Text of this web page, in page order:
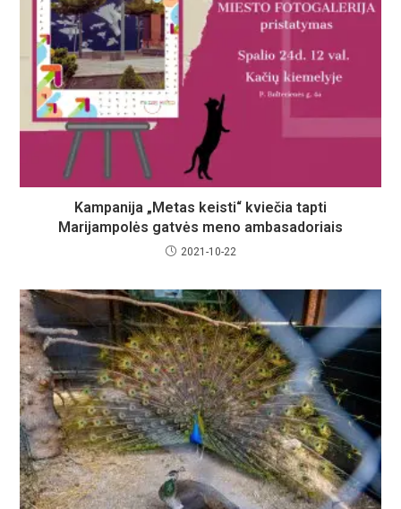
Kampanija „Metas keisti“ kviečia tapti
Marijampolės gatvės meno ambasadoriais
2021-10-22